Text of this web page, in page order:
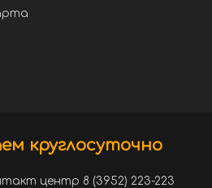
круглосуточно
центр 8 (3952) 223-223